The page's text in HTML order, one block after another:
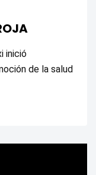
inició
de la salud